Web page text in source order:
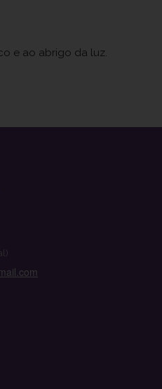
e ao abrigo da luz.